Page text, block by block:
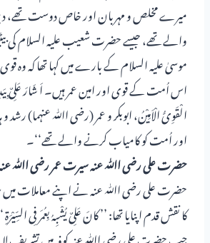
میرے مخلص و مہربان اور خاص دوست تھے،
والے تھے، جیسے حضرت شعیب علیہ السلام
موسیٰ علیہ السلام کے بارے میں کہا تھا کہ وہ
اس اُمت کے قوی اور امین عمر ہیں۔ اَ شَارَ عَلِیٌ
الْقَوِیُّ الْاَمِیْنُ، ابوبکر و عمر (رضی اﷲ عنہما)
اور اُمت کو کامیاب کرنے والے تھے‘‘۔
حضرت علی رضی اﷲ عنہ سیرت عمر رضی اﷲ
حضرت علی رضی اﷲ عنہ نے اپنے معاملات میں
کا نقش قدم اپنایا تھا: ’’ کانَ عَلِیٌ یُشْبِہُ بِعُمَر فِی السِّیْرَۃِ